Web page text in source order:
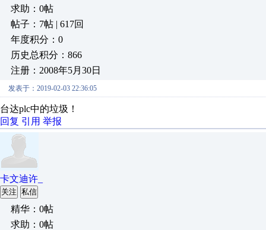
求助：0帖
帖子：7帖 | 617回
年度积分：0
历史总积分：866
注册：2008年5月30日
发表于：2019-02-03 22:36:05
台达plc中的垃圾！
回复 引用 举报
卡文迪许_
关注 私信
精华：0帖
求助：0帖